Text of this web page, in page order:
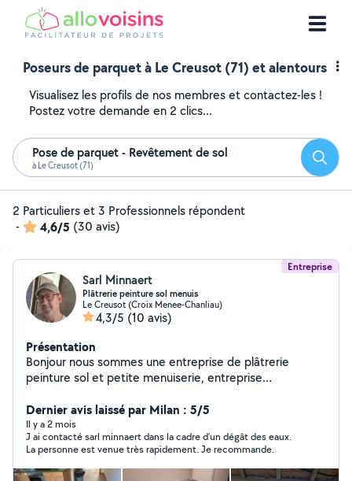
Poseurs de parquet à Le Creusot (71) et alentours
Visualisez les profils de nos membres et contactez-les !
Postez votre demande en 2 clics...
Pose de parquet - Revêtement de sol
à Le Creusot (71)
2 Particuliers et 3 Professionnels répondent
-
4,6/5 (30 avis)
Entreprise
Sarl Minnaert
Plâtrerie peinture sol menuis
Le Creusot (Croix Menee-Chanliau)
4,3/5 (10 avis)
Présentation
Bonjour nous sommes une entreprise de plâtrerie
peinture sol et petite menuiserie, entreprise
contacter
Dernier avis laissé par Milan : 5/5
Il y a 2 mois
J ai contacté sarl minnaert dans la cadre d’un dégât des eaux.
La personne est venue très rapidement. Je recommande.